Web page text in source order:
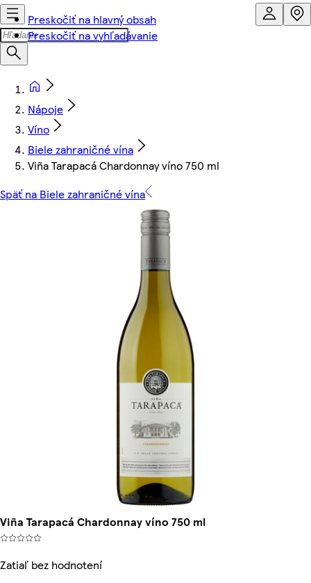
Preskočiť na hlavný obsah
Preskočiť na vyhľadávanie
Nápoje
Víno
Biele zahraničné vína
Viña Tarapacá Chardonnay víno 750 ml
Späť na Biele zahraničné vína
Viña Tarapacá Chardonnay víno 750 ml
Zatiaľ bez hodnotení